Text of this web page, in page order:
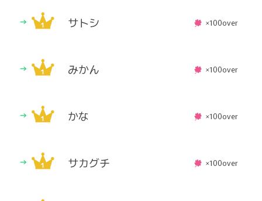
サトシ ×100over
みかん ×100over
かな ×100over
サカグチ ×100over